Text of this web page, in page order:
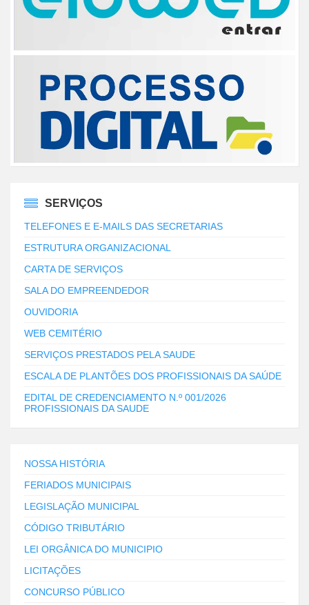
SERVIÇOS
TELEFONES E E-MAILS DAS SECRETARIAS
ESTRUTURA ORGANIZACIONAL
CARTA DE SERVIÇOS
SALA DO EMPREENDEDOR
OUVIDORIA
WEB CEMITÉRIO
SERVIÇOS PRESTADOS PELA SAUDE
ESCALA DE PLANTÕES DOS PROFISSIONAIS DA SAÚDE
EDITAL DE CREDENCIAMENTO N.º 001/2026
PROFISSIONAIS DA SAUDE
NOSSA HISTÓRIA
FERIADOS MUNICIPAIS
LEGISLAÇÃO MUNICIPAL
CÓDIGO TRIBUTÁRIO
LEI ORGÂNICA DO MUNICIPIO
LICITAÇÕES
CONCURSO PÚBLICO